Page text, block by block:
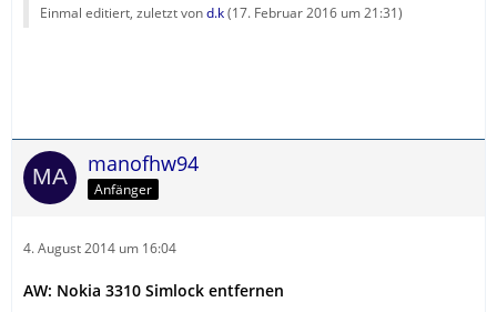
Einmal editiert, zuletzt vond.k(17. Februar 2016 um 21:31)
manofhw94
Anfänger
4. August 2014 um 16:04
AW: Nokia 3310 Simlock entfernen